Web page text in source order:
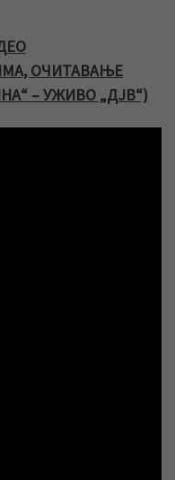
ОЧИТАВАЊЕ
– УЖИВО „ДЈВ“)